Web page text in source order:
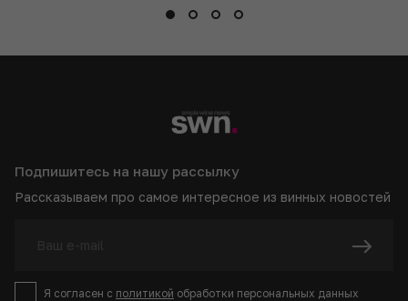
Подпишитесь на нашу рассылку
Рассказываем про самое интересное из винных новостей
Я согласен с политикой обработки персональных данных